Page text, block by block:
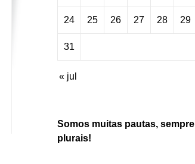
24 25 26 27 28 29
31
« jul
Somos muitas pautas, sempre
plurais!